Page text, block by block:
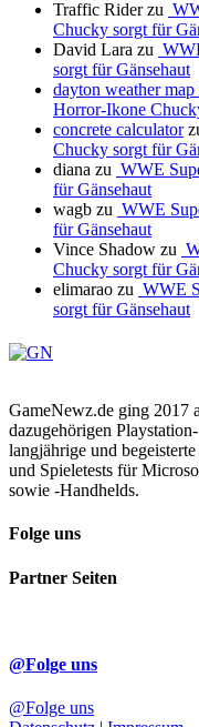
Traffic Riderzu
Chucky sorgt für
David Lara zu
sorgt für Gänsehaut
dayton weather map
Horror-Ikone
concrete calculator
Chucky sorgt für
diana zu WWE
für Gänsehaut
wagb zu WWE
für Gänsehaut
Vince Shadow zu
Chucky sorgt für
elimarao zu WWE
sorgt für Gänsehaut
GameNewz.de ging 2017
dazugehörigen
langjährige und
und Spieletests für
sowie -Handhelds.
Folge uns
Partner Seiten
@Folge uns
@Folge uns